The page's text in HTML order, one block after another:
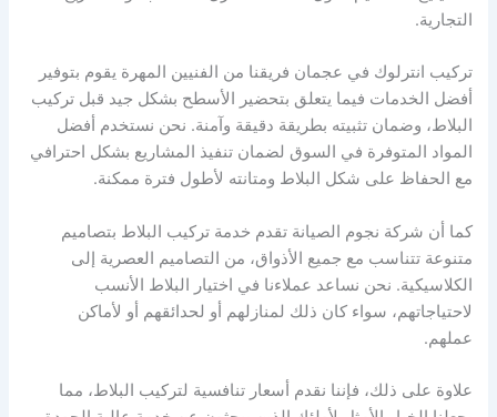
التجارية.
تركيب انترلوك في عجمان فريقنا من الفنيين المهرة يقوم بتوفير
أفضل الخدمات فيما يتعلق بتحضير الأسطح بشكل جيد قبل تركيب
البلاط، وضمان تثبيته بطريقة دقيقة وآمنة. نحن نستخدم أفضل
المواد المتوفرة في السوق لضمان تنفيذ المشاريع بشكل احترافي
مع الحفاظ على شكل البلاط ومتانته لأطول فترة ممكنة.
كما أن شركة نجوم الصيانة تقدم خدمة تركيب البلاط بتصاميم
متنوعة تتناسب مع جميع الأذواق، من التصاميم العصرية إلى
الكلاسيكية. نحن نساعد عملاءنا في اختيار البلاط الأنسب
لاحتياجاتهم، سواء كان ذلك لمنازلهم أو لحدائقهم أو لأماكن
عملهم.
علاوة على ذلك، فإننا نقدم أسعار تنافسية لتركيب البلاط، مما